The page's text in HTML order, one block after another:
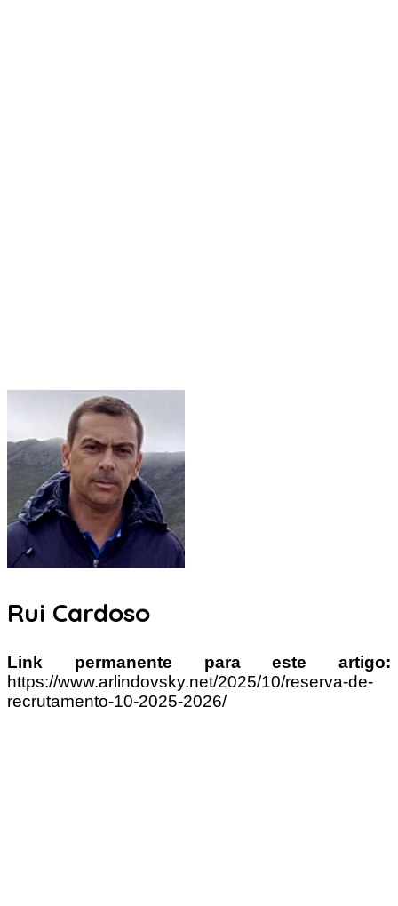
Rui Cardoso
Link permanente para este artigo:
https://www.arlindovsky.net/2025/10/reserva-de-
recrutamento-10-2025-2026/